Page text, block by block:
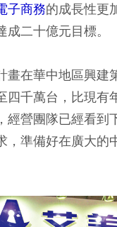
子商務的成長性更
二十億元目標。
畫在華中地區興建
四千萬台，比現有
經營團隊已經看到
，準備好在廣大的